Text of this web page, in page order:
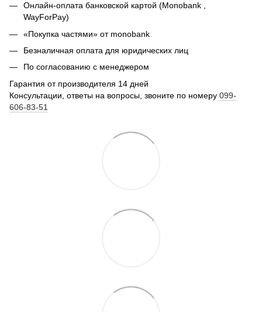
Онлайн-оплата банковской картой (Monobank ,
WayForPay)
«Покупка частями» от monobank
Безналичная оплата для юридических лиц
По согласованию с менеджером
Гарантия от производителя 14 дней
Консультации, ответы на вопросы, звоните по номеру 099-
606-83-51